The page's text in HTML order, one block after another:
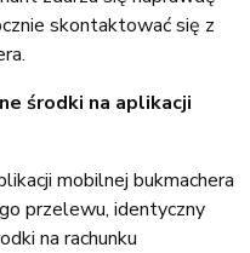
skontaktować się z
środki na aplikacji
mobilnej bukmachera
przelewu, identyczny
na rachunku